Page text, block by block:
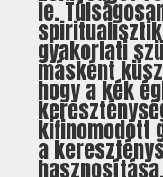
le.
gyakorlati
másként
hogy a kék
kifinomodott
a